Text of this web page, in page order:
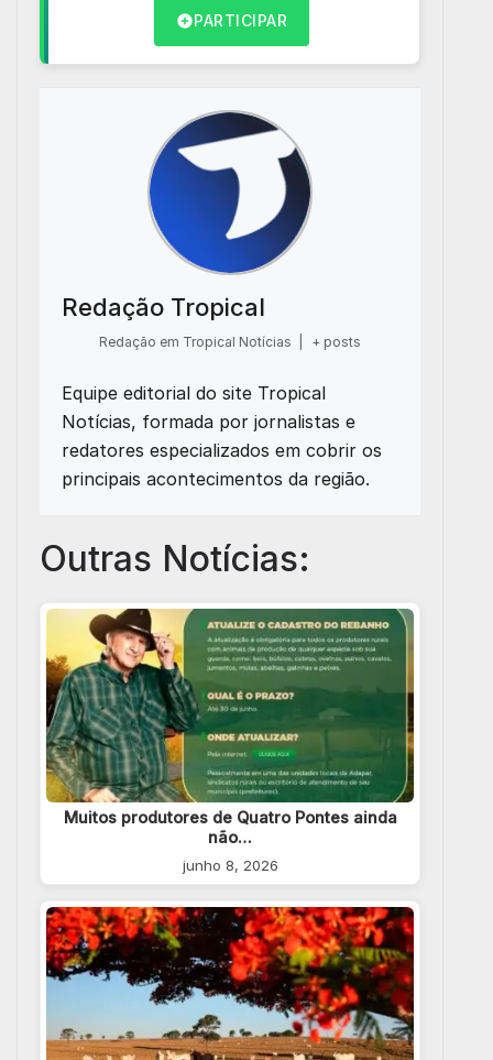
PARTICIPAR
Redação Tropical
Redação em Tropical Notícias + posts
Equipe editorial do site Tropical
Notícias, formada por jornalistas e
redatores especializados em cobrir os
principais acontecimentos da região.
Outras Notícias:
Muitos produtores de Quatro Pontes ainda
não…
junho 8, 2026